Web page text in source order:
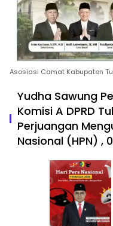
Asosiasi Camat Kabupaten
Yudha Sawung
Komisi A DPRD
Perjuangan
Nasional (HPN) ,